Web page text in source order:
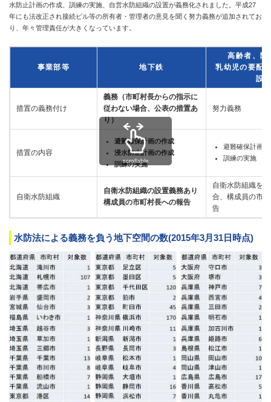
水防止計画の作成、訓練の実施、自営水防組織の設置が義務化されました。平成27
年にも法改正され接続ビル等の所有者・管理者の意見を聞く努力義務が追加されてお
り、年々管理責任が大きくなっています。
事業部等 地下鉄
高齢者、障
乳幼児の要配
設
措置の義務付け
義務（市町村長からの指示に
従わない場合、公表の措置あ
り）
努力義務
措置の内容
避難確保計画の作成
浸水防止計画の作成
訓練の実施
避難確保計画の
訓練の実施
自衛水防組織
自衛水防組織の設置義務あり
構成員の市町村長への報告
自衛水防組織を
合、構成員の市
告
scrollable
水防法による義務を負う地下空間の数(2015年3月31日時点)